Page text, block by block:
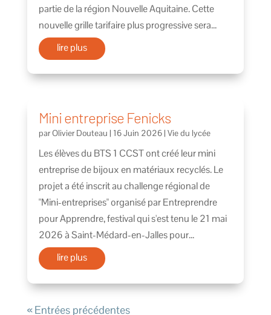
partie de la région Nouvelle Aquitaine. Cette
nouvelle grille tarifaire plus progressive sera...
lire plus
Mini entreprise Fenicks
parOlivier Douteau | 16 Juin 2026| Vie du lycée
Les élèves du BTS 1 CCST ont créé leur mini
entreprise de bijoux en matériaux recyclés. Le
projet a été inscrit au challenge régional de
"Mini-entreprises" organisé par Entreprendre
pour Apprendre, festival qui s'est tenu le 21 mai
2026 à Saint-Médard-en-Jalles pour...
lire plus
« Entrées précédentes